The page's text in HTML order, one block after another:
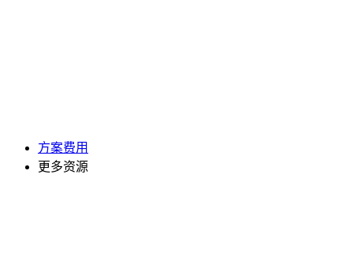
方案费用
更多资源